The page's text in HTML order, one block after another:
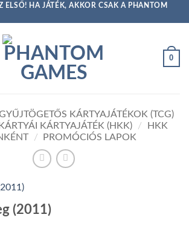
ELSŐ! HA JÁTÉK, AKKOR CSAK A PHANTOM
0
KÁRTYAJÁTÉKOK (TCG)
KÁRTYAJÁTÉK (HKK) /
HKK
/ PROMÓCIÓS LAPOK
(2011)